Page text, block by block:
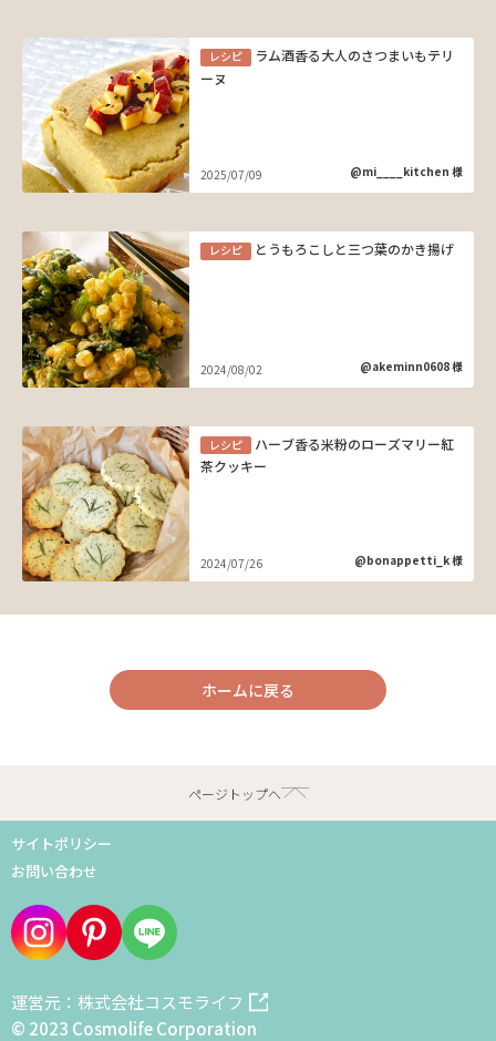
レシピ
ラム酒香る大人のさつまいもテリ
ーヌ
2025/07/09 @mi____kitchen 様
レシピ とうもろこしと三つ葉のかき揚げ
2024/08/02 @akeminn0608 様
レシピ
ハーブ香る米粉のローズマリー紅
茶クッキー
2024/07/26 @bonappetti_k 様
ホームに戻る
ページトップへ
サイトポリシー
お問い合わせ
運営元：株式会社コスモライフ
© 2023 Cosmolife Corporation